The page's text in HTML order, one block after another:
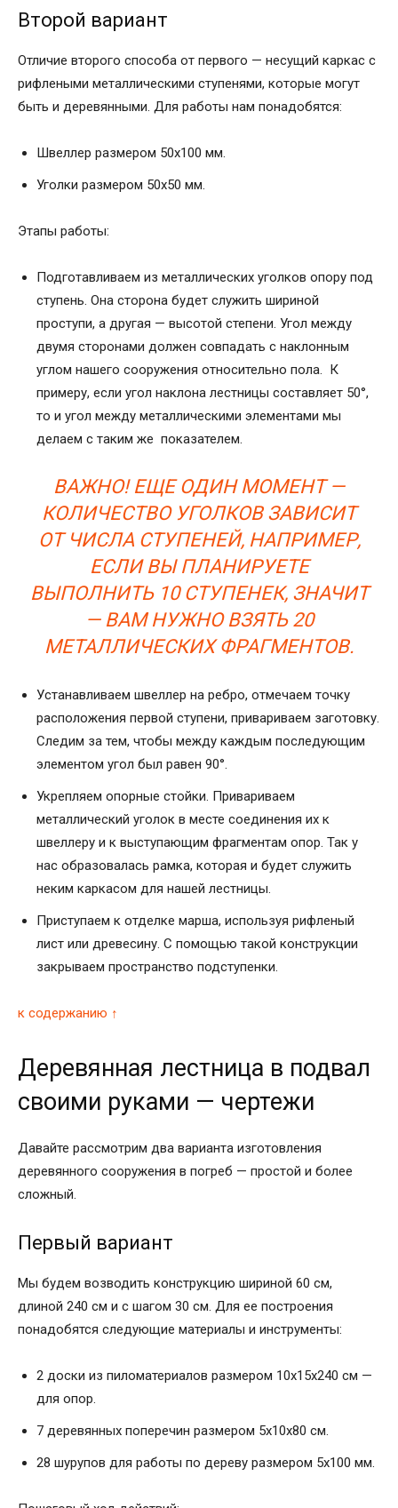
Второй вариант
Отличие второго способа от первого — несущий каркас с
рифлеными металлическими ступенями, которые могут
быть и деревянными. Для работы нам понадобятся:
Швеллер размером 50х100 мм.
Уголки размером 50х50 мм.
Этапы работы:
Подготавливаем из металлических уголков опору под
ступень. Она сторона будет служить шириной
проступи, а другая — высотой степени. Угол между
двумя сторонами должен совпадать с наклонным
углом нашего сооружения относительно пола. К
примеру, если угол наклона лестницы составляет 50°,
то и угол между металлическими элементами мы
делаем с таким же показателем.
ВАЖНО! ЕЩЕ ОДИН МОМЕНТ —
КОЛИЧЕСТВО УГОЛКОВ ЗАВИСИТ
ОТ ЧИСЛА СТУПЕНЕЙ, НАПРИМЕР,
ЕСЛИ ВЫ ПЛАНИРУЕТЕ
ВЫПОЛНИТЬ 10 СТУПЕНЕК, ЗНАЧИТ
— ВАМ НУЖНО ВЗЯТЬ 20
МЕТАЛЛИЧЕСКИХ ФРАГМЕНТОВ.
Устанавливаем швеллер на ребро, отмечаем точку
расположения первой ступени, привариваем заготовку.
Следим за тем, чтобы между каждым последующим
элементом угол был равен 90°.
Укрепляем опорные стойки. Привариваем
металлический уголок в месте соединения их к
швеллеру и к выступающим фрагментам опор. Так у
нас образовалась рамка, которая и будет служить
неким каркасом для нашей лестницы.
Приступаем к отделке марша, используя рифленый
лист или древесину. С помощью такой конструкции
закрываем пространство подступенки.
к содержанию ↑
Деревянная лестница в подвал
своими руками — чертежи
Давайте рассмотрим два варианта изготовления
деревянного сооружения в погреб — простой и более
сложный.
Первый вариант
Мы будем возводить конструкцию шириной 60 см,
длиной 240 см и с шагом 30 см. Для ее построения
понадобятся следующие материалы и инструменты:
2 доски из пиломатериалов размером 10х15х240 см —
для опор.
7 деревянных поперечин размером 5х10х80 см.
28 шурупов для работы по дереву размером 5х100 мм.